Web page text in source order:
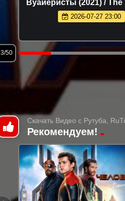
Вуайеристы (2021) / The
2026-07-27 23:00
3/50
Скачать Видео с Рутуба,
Рекомендуем!